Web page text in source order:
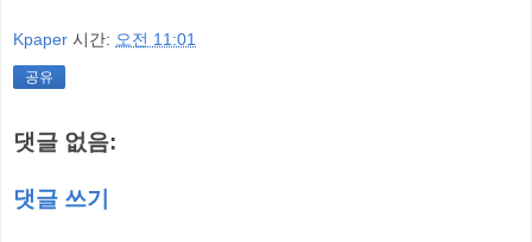
Kpaper 시간: 오전 11:01
공유
댓글 없음:
댓글 쓰기